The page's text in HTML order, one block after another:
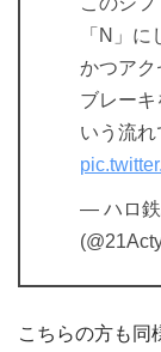
「N」
かつアク
ブレー
いう流れ
— ハロ鉄
こちらの方も同